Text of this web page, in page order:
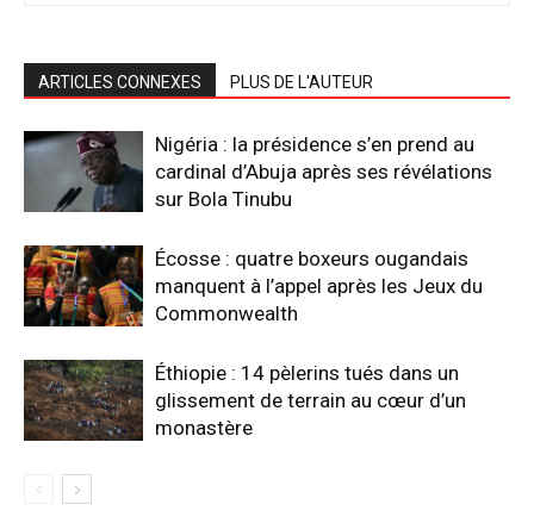
ARTICLES CONNEXES PLUS DE L'AUTEUR
Nigéria : la présidence s’en prend au
cardinal d’Abuja après ses révélations
sur Bola Tinubu
Écosse : quatre boxeurs ougandais
manquent à l’appel après les Jeux du
Commonwealth
Éthiopie : 14 pèlerins tués dans un
glissement de terrain au cœur d’un
monastère